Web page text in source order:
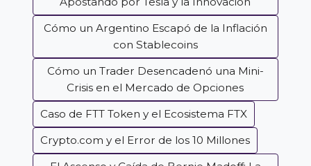
Cómo un Argentino Escapó de la Inflación
con Stablecoins
Cómo un Trader Desencadenó una Mini-
Crisis en el Mercado de Opciones
Caso de FTT Token y el Ecosistema FTX
Crypto.com y el Error de los 10 Millones